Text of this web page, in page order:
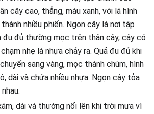
cây cao, thẳng, màu xanh, với lá hình
nhiều phiến. Ngọn cây là nơi tập
đu đủ thường mọc trên thân cây, cây có
nhẹ là nhựa chảy ra. Quả đu đủ khi
sang vàng, mọc thành chùm, hình
dài và chứa nhiều nhựa. Ngọn cây tỏa
dài và thường nổi lên khi trời mưa vì